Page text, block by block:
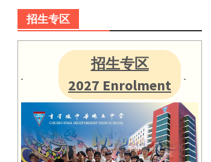
招生专区
招生专区
2027 Enrolment